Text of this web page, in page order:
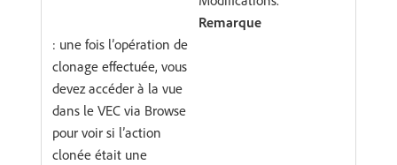
Remarque
: une fois l’opération de
clonage effectuée, vous
devez accéder à la vue
dans le VEC via Browse
pour voir si l’action
clonée était une